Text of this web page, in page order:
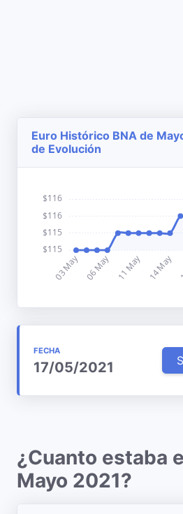
Euro Histórico BNA de
de Evolución
FECHA
17/05/2021
¿Cuanto estaba
Mayo 2021?